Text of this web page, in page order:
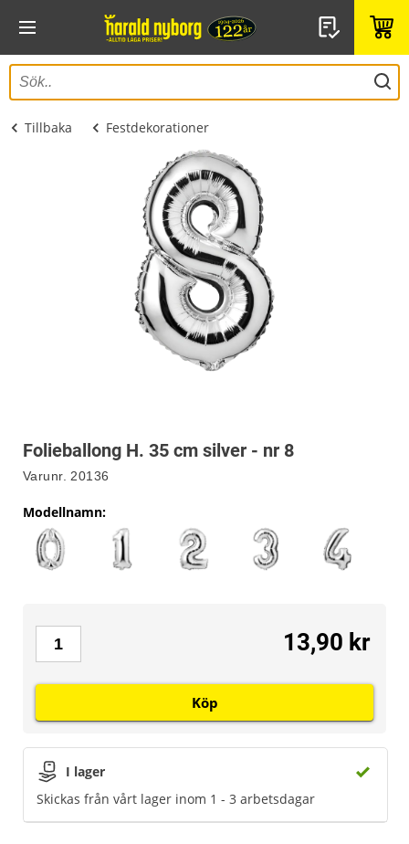
Tillbaka Festdekorationer
Folieballong H. 35 cm silver - nr 8
Varunr. 20136
Modellnamn:
I lager
Skickas från vårt lager inom 1 - 3 arbetsdagar
13,90 kr
Köp